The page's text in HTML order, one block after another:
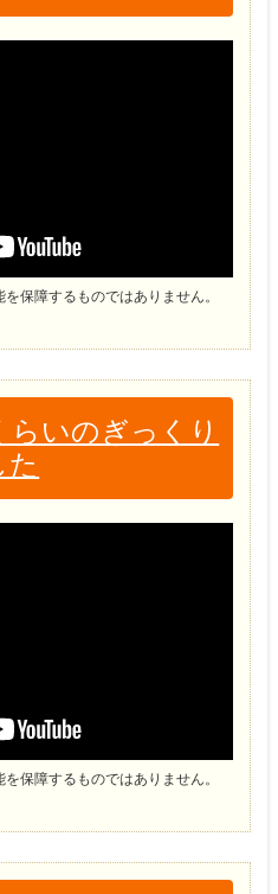
保障するものではありません。
いのぎっくり
た
保障するものではありません。